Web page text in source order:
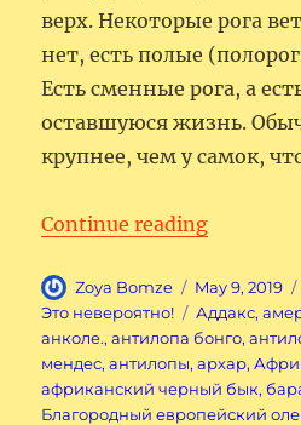
верх. Некоторые рога
нет, есть полые
Есть сменные рога, а
оставшуюся жизнь.
крупнее, чем у самок,
Continue reading“Рога –
Author
Zoya Bomze
Posted
on
May 9, 2019
Это невероятно!
Tags
Аддакс,
анколе.,антилопа бонго,
мендес,антилопы,архар,
африканский черный бык,
Благородный европейский